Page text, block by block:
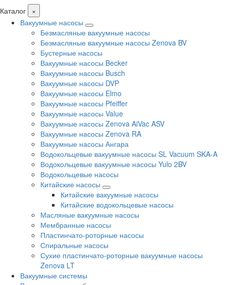
Каталог
×
Вакуумные насосы
Безмасляные вакуумные насосы
Безмасляные вакуумные насосы Zenova BV
Бустерные насосы
Вакуумные насосы Becker
Вакуумные насосы Busch
Вакуумные насосы DVP
Вакуумные насосы Elmo
Вакуумные насосы Pfeiffer
Вакуумные насосы Value
Вакуумные насосы Zenova AiVac ASV
Вакуумные насосы Zenova RA
Вакуумные насосы Ангара
Водокольцевые вакуумные насосы SL Vacuum SKA-A
Водокольцевые вакуумные насосы Yulo 2BV
Водокольцевые насосы
Китайские насосы
Китайские вакуумные насосы
Китайские водокольцевые насосы
Масляные вакуумные насосы
Мембранные насосы
Пластинчато-роторные насосы
Спиральные насосы
Сухие пластинчато-роторные вакуумные насосы
Zenova LT
Вакуумные системы